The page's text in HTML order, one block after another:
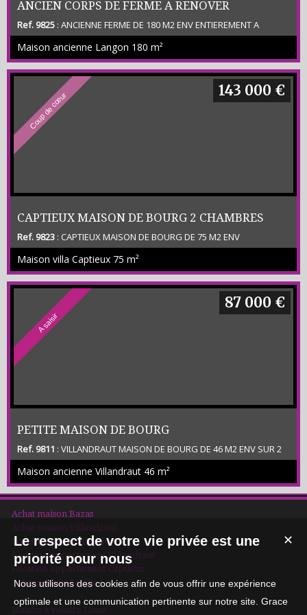
ANCIEN CORPS DE FERME A RENOVER
Ref. 9825 : ANCIENNE FERME DE 180 M2 ENV ENTIEREMENT A
RENOVER COMPRENANT 2 PIECES - 2 ECURIES – GARAGE – GRAND
SECHOIR A TABAC – TERRAIN CONSTRUCTIBLE DE 2 200 M2 ENV –
Prix Net Vendeur 180 000 € plus honoraires 10 000 € ttc charge
acquéreur -
Maison ancienne Langon 180 m²
Coup de cœur
CAPTIEUX MAISON DE BOURG 2 CHAMBRES
Ref. 9823 : CAPTIEUX MAISON DE BOURG DE 75 M2 ENV
COMPRENANT SEJOUR - CUISINE - 2 CHAMBRES - SDE - TERRAIN
CLOS DE 850 M2 ENV - ( CLASSE ENERGETIQUE D) Prix 134 000 € net
vendeur plus honoraires de 9 000 € ttc
Maison villa Captieux 75 m²
143 000 €
A saisir
PETITE MAISON DE BOURG
Ref. 9811 : VILLANDRAUT MAISON DE BOURG DE 46 M2 ENV SUR 2
NIVEAUX - COMPRENANT SEJOUR / CUISINE – WC - A L ETAGE
CHAMBRE – SDE – BUREAU – VENDUE LOUEE - CLASSE
ENERGETIQUE E - PRIX NET VENDEUR 80 000 € PLUS HONORAIRES
7 000 € CHARGE ACQUEREUR - SECTEUR CALME PROCHE DES
COMMODITES -
Maison ancienne Villandraut 46 m²
87 000 €
Achat maison Bazas
Achat maison Villandraut
Location maison Captieux
Location appartement Villandraut
Location appartement Captieux
Achat maison Roaillan
Maison à vendre Losse
✕
Le respect de votre vie privée est une
priorité pour nous
Nous utilisons des cookies afin de vous offrir une expérience
optimale et une communication pertinente sur notre site. Grace